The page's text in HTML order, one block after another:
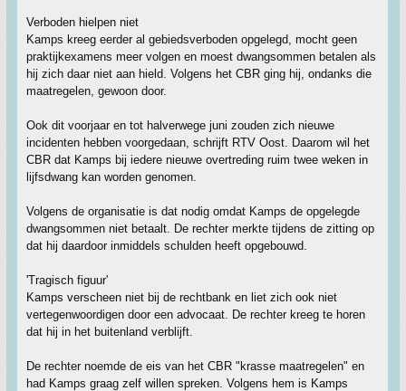
Verboden hielpen niet
Kamps kreeg eerder al gebiedsverboden opgelegd, mocht geen
praktijkexamens meer volgen en moest dwangsommen betalen als
hij zich daar niet aan hield. Volgens het CBR ging hij, ondanks die
maatregelen, gewoon door.
Ook dit voorjaar en tot halverwege juni zouden zich nieuwe
incidenten hebben voorgedaan, schrijft RTV Oost. Daarom wil het
CBR dat Kamps bij iedere nieuwe overtreding ruim twee weken in
lijfsdwang kan worden genomen.
Volgens de organisatie is dat nodig omdat Kamps de opgelegde
dwangsommen niet betaalt. De rechter merkte tijdens de zitting op
dat hij daardoor inmiddels schulden heeft opgebouwd.
'Tragisch figuur'
Kamps verscheen niet bij de rechtbank en liet zich ook niet
vertegenwoordigen door een advocaat. De rechter kreeg te horen
dat hij in het buitenland verblijft.
De rechter noemde de eis van het CBR "krasse maatregelen" en
had Kamps graag zelf willen spreken. Volgens hem is Kamps